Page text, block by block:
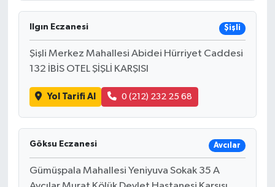
Ilgın Eczanesi Şişli
Şişli Merkez Mahallesi Abidei Hürriyet Caddesi
132 İBİS OTEL ŞİŞLİ KARŞISI
Yol Tarifi Al 0 (212) 232 25 68
Göksu Eczanesi Avcılar
Gümüşpala Mahallesi Yeniyuva Sokak 35 A